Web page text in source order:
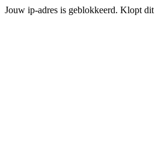
Jouw ip-adres is geblokkeerd. Klopt